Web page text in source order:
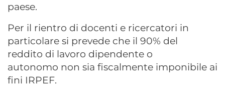
paese.
Per il rientro di docenti e ricercatori in
particolare si prevede che il 90% del
reddito di lavoro dipendente o
autonomo non sia fiscalmente imponibile ai
fini IRPEF.